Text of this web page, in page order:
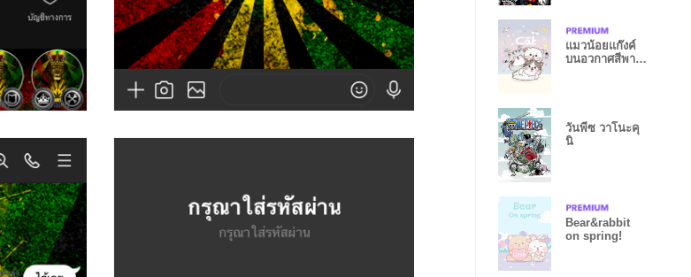
แมวน้อยแก๊งค์
บนอวกาศสีพาส
วันพีซ วาโนะคุ
นิ
Bear&rabbit
on spring!